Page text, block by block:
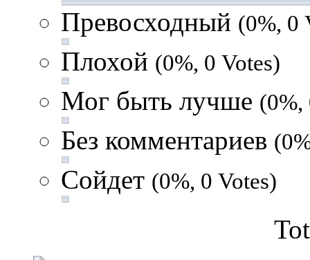
Превосходный (0%, 0
Плохой (0%, 0 Votes)
Мог быть лучше (0%,
Без комментариев
Сойдет (0%, 0 Votes)